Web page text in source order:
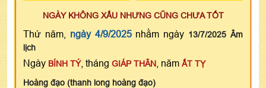
NGÀY KHÔNG XẤU NHƯNG CŨNG CHƯA TỐT
Thứ năm, ngày 4/9/2025nhằm ngày 13/7/2025 Âm
lịch
Ngày BÍNH TÝ, tháng GIÁP THÂN , năm ẤT TỴ
Hoàng đạo (thanh long hoàng đạo)